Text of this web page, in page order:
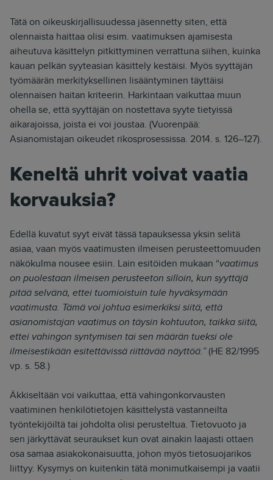
Tätä on oikeuskirjallisuudessa jäsennetty siten, että
olennaista haittaa olisi esim. vaatimuksen ajamisesta
aiheutuva käsittelyn pitkittyminen verrattuna siihen, kuinka
kauan pelkän syyteasian käsittely kestäisi. Myös syyttäjän
työmäärän merkityksellinen lisääntyminen täyttäisi
olennaisen haitan kriteerin. Harkintaan vaikuttaa muun
ohella se, että syyttäjän on nostettava syyte tietyissä
aikarajoissa, joista ei voi joustaa. (Vuorenpää:
Asianomistajan oikeudet rikosprosessissa. 2014. s. 126–127).
Keneltä uhrit voivat vaatia
korvauksia?
Edellä kuvatut syyt eivät tässä tapauksessa yksin selitä
asiaa, vaan myös vaatimusten ilmeisen perusteettomuuden
näkökulma nousee esiin. Lain esitöiden mukaan “vaatimus
on puolestaan ilmeisen perusteeton silloin, kun syyttäjä
pitää selvänä, ettei tuomioistuin tule hyväksymään
vaatimusta. Tämä voi johtua esimerkiksi siitä, että
asianomistajan vaatimus on täysin kohtuuton, taikka siitä,
ettei vahingon syntymisen tai sen määrän tueksi ole
ilmeisestikään esitettävissä riittävää näyttöä.”(HE 82/1995
vp. s. 58.)
Äkkiseltään voi vaikuttaa, että vahingonkorvausten
vaatiminen henkilötietojen käsittelystä vastanneilta
työntekijöiltä tai johdolta olisi perusteltua. Tietovuoto ja
sen järkyttävät seuraukset kun ovat ainakin laajasti ottaen
osa samaa asiakokonaisuutta, johon myös tietosuojarikos
liittyy. Kysymys on kuitenkin tätä monimutkaisempi ja vaatii